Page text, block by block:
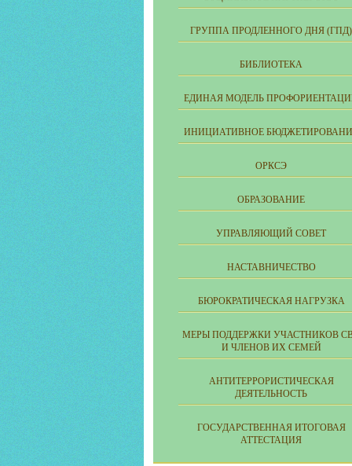
ГРУППА ПРОДЛЕННОГО ДНЯ (ГПД)
БИБЛИОТЕКА
ЕДИНАЯ МОДЕЛЬ
ИНИЦИАТИВНОЕ
ОРКСЭ
ОБРАЗОВАНИЕ
УПРАВЛЯЮЩИЙ СОВЕТ
НАСТАВНИЧЕСТВО
БЮРОКРАТИЧЕСКАЯ НАГРУЗКА
МЕРЫ ПОДДЕРЖКИ УЧАСТНИКОВ
И ЧЛЕНОВ ИХ СЕМЕЙ
АНТИТЕРРОРИСТИЧЕСКАЯ
ДЕЯТЕЛЬНОСТЬ
ГОСУДАРСТВЕННАЯ ИТОГОВАЯ
АТТЕСТАЦИЯ